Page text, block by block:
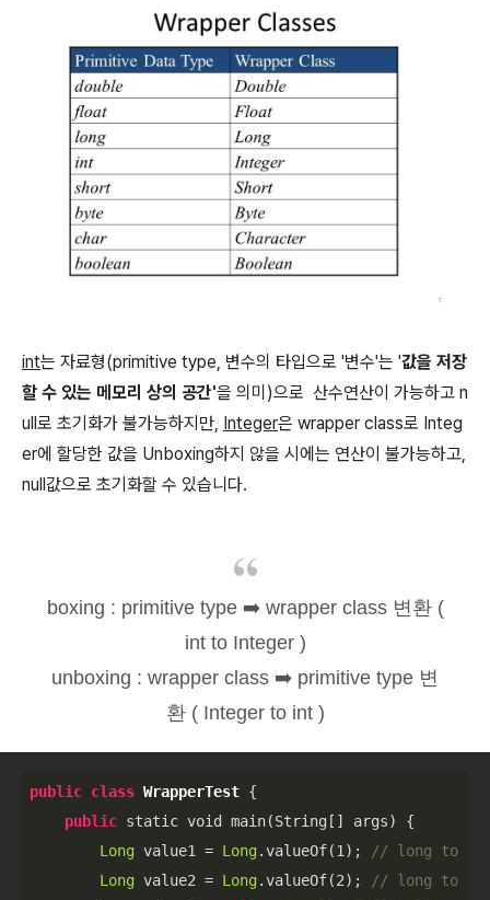
int는 자료형(primitive type, 변수의 타입으로 '변수'는 '값을 저장
할 수 있는 메모리 상의 공간'을 의미)으로 산수연산이 가능하고 n
ull로 초기화가 불가능하지만, Integer은 wrapper class로 Integ
er에 할당한 값을 Unboxing하지 않을 시에는 연산이 불가능하고,
null값으로 초기화할 수 있습니다.
boxing : primitive type ➡️ wrapper class 변환 (
int to Integer )
unboxing : wrapper class ➡️ primitive type 변
환 ( Integer to int )
public class WrapperTest {
public static void main(String[] args) {
Long value1 = Long.valueOf(1 );
// long to
Long value2 = Long.valueOf(2);
// long to